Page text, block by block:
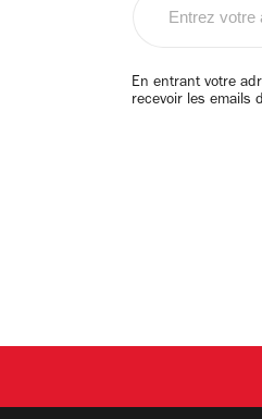
email
En entrant votre
recevoir les emails